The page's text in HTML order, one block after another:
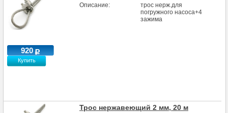
Описание:
трос нерж.для
погружного насоса+4
зажима
920
Купить
Трос нержавеющий 2 мм, 20 м